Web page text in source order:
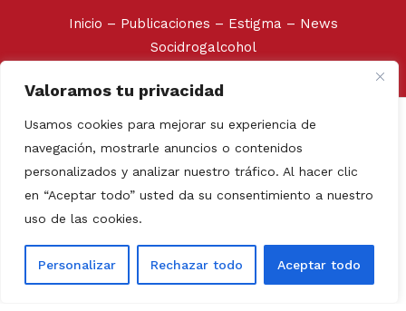
Valoramos tu privacidad
Usamos cookies para mejorar su experiencia de
navegación, mostrarle anuncios o contenidos
personalizados y analizar nuestro tráfico. Al hacer clic
en “Aceptar todo” usted da su consentimiento a nuestro
uso de las cookies.
Personalizar Rechazar todo Aceptar todo
Inicio – Publicaciones – Estigma – News
Socidrogalcohol
Avda. de Vallcarca 180, 08023 Barcelona. Tel/Fax: +34
93 210 38 54
Web realizada por: Grupo Prosistel Technology
Consulting
Política de
privacidad